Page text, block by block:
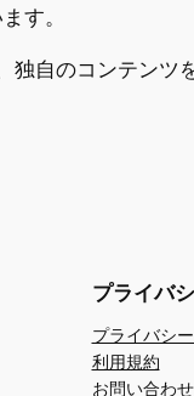
す。
独自のコンテンツ
プライバ
プライバシ
利用規約
お問い合わせ